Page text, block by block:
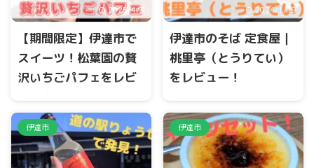
2025/4/3
【期間限定】伊達市で
スイーツ！松葉園の贅
沢いちごパフェをレビ
この投稿をInstagramで見る
松葉園
(@matsubaen_strawberry_s
mile)がシェアした投稿 伊達市
2024/1/19
伊達市のそば 定食屋｜
桃里亭（とうりてい）
をレビュー！
ば 定食 桃里亭）があります。
そばが有名ということで、今
回は、ランチセットをお伝え
します。
伊達市 伊達市